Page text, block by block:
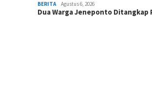
BERITA Agustus 6, 2026
Dua Warga Jeneponto Ditangkap